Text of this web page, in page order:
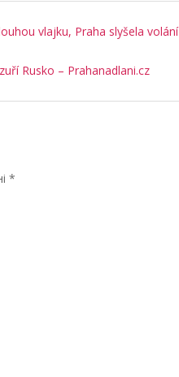
vlajku, Praha slyšela
Rusko – Prahanadlani.cz
*